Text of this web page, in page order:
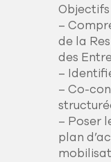
–
de la
des
–
– Co-
– Poser
plan